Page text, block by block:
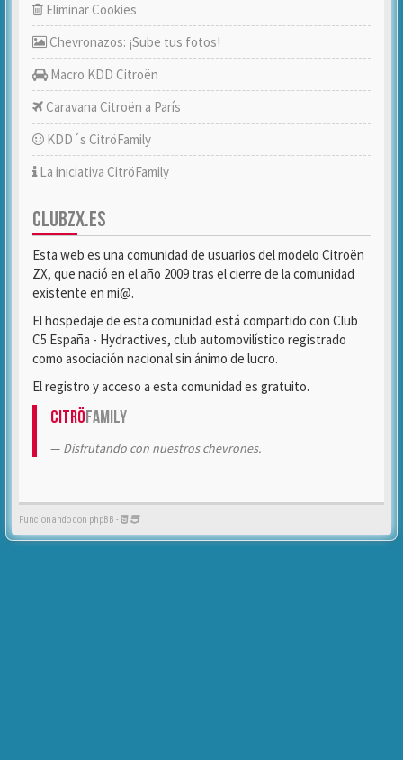
Eliminar Cookies
Chevronazos: ¡Sube tus fotos!
Macro KDD Citroën
Caravana Citroën a París
KDD´s CitröFamily
La iniciativa CitröFamily
CLUBZX.ES
Esta web es una comunidad de usuarios del modelo Citroën
ZX, que nació en el año 2009 tras el cierre de la comunidad
existente en mi@.
El hospedaje de esta comunidad está compartido con Club
C5 España - Hydractives, club automovilístico registrado
como asociación nacional sin ánimo de lucro.
El registro y acceso a esta comunidad es gratuito.
CitröFamily
Disfrutando con nuestros chevrones.
Funcionando con phpBB -